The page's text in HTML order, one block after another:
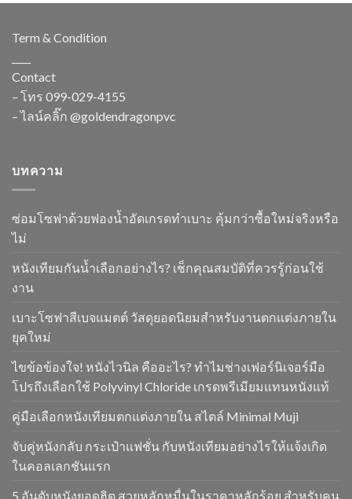
Term & Condition
Contact
– โทร 099-029-4155
– ไลน์คลิ๊ก @goldendragonpvc
บทความ
ซ่อมโซฟาด้วยฟองน้ำอัดเกรดทำเบาะ คุ้มกว่าซื้อใหม่จริงหรือ
ไม่
หนังเทียมกันน้ำเลือกอย่างไร? เช็กคุณสมบัติที่ควรรู้ก่อนใช้
งาน
เบาะโซฟาสีเบจแมตต์ วัสดุยอดนิยมสำหรับงานตกแต่งภายใน
ยุคใหม่
ไขข้อข้องใจ! หนังไวนิล คืออะไร? ทำไมช่างเฟอร์นิเจอร์มือ
โปรถึงเลือกใช้ Polyvinyl Chloride เกรดพรีเมียมแทนหนังแท้
คู่มือเลือกหนังเทียมตกแต่งภายใน สไตล์ Minimal Muji
จับคู่หนังกลับ กระเป๋าแฟชั่น กับหนังเทียมอย่างไรให้แจ้งเกิด
ในคอลเลกชันแรก
5 อันดับหนังยอดฮิต สวยหลักหมื่นในราคาหลักร้อย สำหรับคน